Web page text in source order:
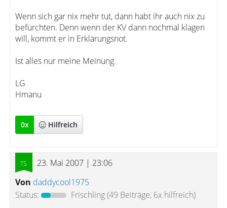
Wenn sich gar nix mehr tut, dann habt ihr auch nix zu
befürchten. Denn wenn der KV dann nochmal klagen
will, kommt er in Erklärungsnot.
Ist alles nur meine Meinung.
LG
Hmanu
0x Hilfreich
23. Mai 2007 | 23:06
Von daddycool1975
Status:
Frischling(49 Beiträge, 6x hilfreich)